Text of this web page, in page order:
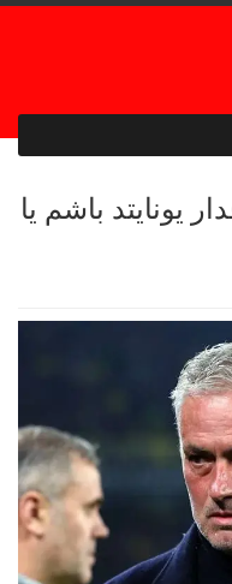
یونایتد باشم یا